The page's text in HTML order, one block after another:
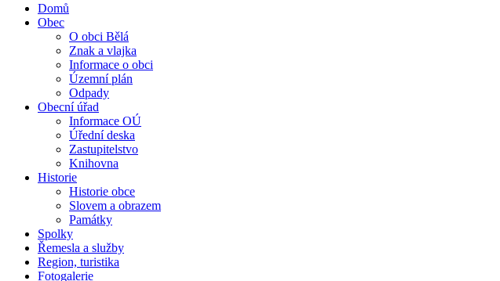
Domů
Obec
O obci Bělá
Znak a vlajka
Informace o obci
Územní plán
Odpady
Obecní úřad
Informace OÚ
Úřední deska
Zastupitelstvo
Knihovna
Historie
Historie obce
Slovem a obrazem
Památky
Spolky
Řemesla a služby
Region, turistika
Fotogalerie